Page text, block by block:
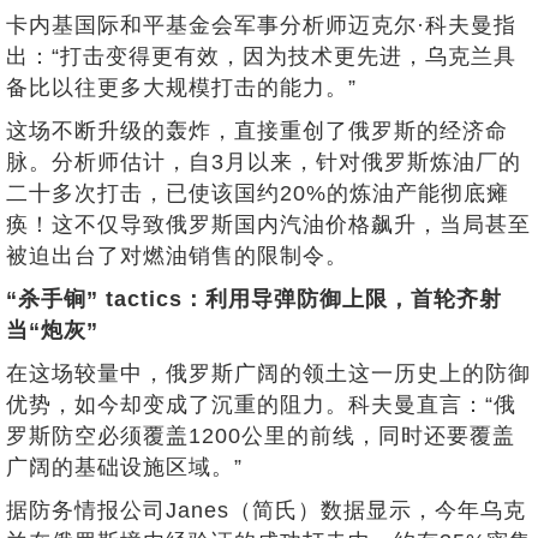
卡内基国际和平基金会军事分析师迈克尔·科夫曼指
出：“打击变得更有效，因为技术更先进，乌克兰具
备比以往更多大规模打击的能力。”
这场不断升级的轰炸，直接重创了俄罗斯的经济命
脉。分析师估计，自3月以来，针对俄罗斯炼油厂的
二十多次打击，已使该国约20%的炼油产能彻底瘫
痪！这不仅导致俄罗斯国内汽油价格飙升，当局甚至
被迫出台了对燃油销售的限制令。
“杀手锏” tactics：利用导弹防御上限，首轮齐射
当“炮灰”
在这场较量中，俄罗斯广阔的领土这一历史上的防御
优势，如今却变成了沉重的阻力。科夫曼直言：“俄
罗斯防空必须覆盖1200公里的前线，同时还要覆盖
广阔的基础设施区域。”
据防务情报公司Janes（简氏）数据显示，今年乌克